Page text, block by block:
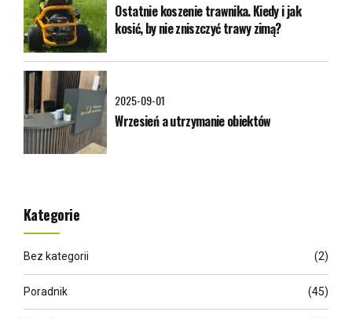
Ostatnie koszenie trawnika. Kiedy i jak
kosić, by nie zniszczyć trawy zimą?
2025-09-01
Wrzesień a utrzymanie obiektów
Kategorie
Bez kategorii (2)
Poradnik (45)